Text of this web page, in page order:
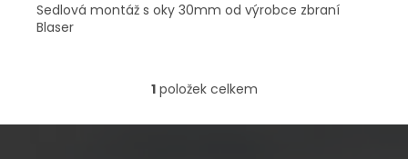
Sedlová montáž s oky 30mm od výrobce zbraní
Blaser
O
L
1položek celkem